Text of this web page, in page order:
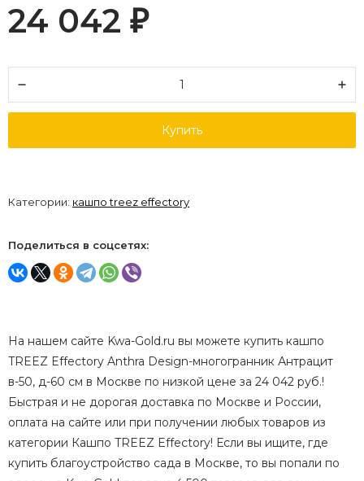
24 042 ₽
Купить
Категории: кашпо treez effectory
Поделиться в соцсетях:
На нашем сайте Kwa-Gold.ru вы можете купить кашпо
TREEZ Effectory Anthra Design-многогранник Антрацит
в-50, д-60 см в Москве по низкой цене за 24 042 руб.!
Быстрая и не дорогая доставка по Москве и России,
оплата на сайте или при получении любых товаров из
категории Кашпо TREEZ Effectory! Если вы ищите, где
купить благоустройство сада в Москве, то вы попали по